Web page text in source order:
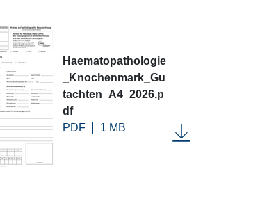
Haematopathologie
_Knochenmark_Gu
tachten_A4_2026.p
df
PDF
1 MB